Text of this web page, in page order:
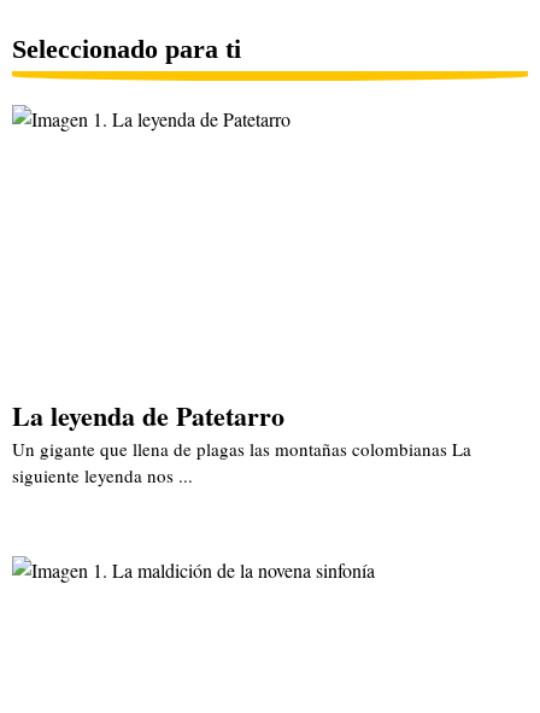
Seleccionado para ti
La leyenda de Patetarro
Un gigante que llena de plagas las montañas colombianas La
siguiente leyenda nos ...